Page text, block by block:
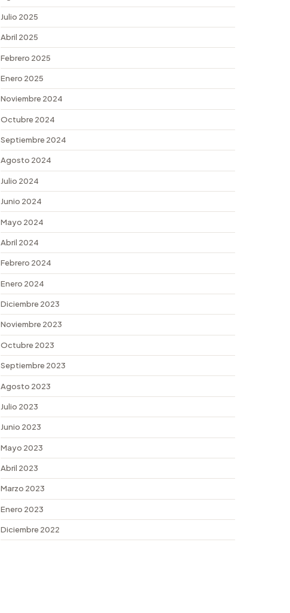
Julio 2025
Abril 2025
Febrero 2025
Enero 2025
Noviembre 2024
Octubre 2024
Septiembre 2024
Agosto 2024
Julio 2024
Junio 2024
Mayo 2024
Abril 2024
Febrero 2024
Enero 2024
Diciembre 2023
Noviembre 2023
Octubre 2023
Septiembre 2023
Agosto 2023
Julio 2023
Junio 2023
Mayo 2023
Abril 2023
Marzo 2023
Enero 2023
Diciembre 2022